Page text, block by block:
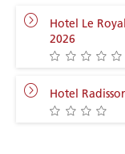
Hotel Le
2026
Hotel